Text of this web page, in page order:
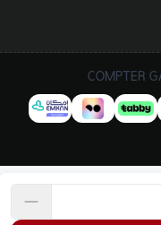
COMPTER